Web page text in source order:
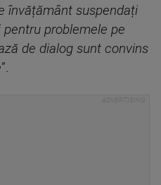
învățământ suspendați
problemele pe
de dialog sunt convins
”.